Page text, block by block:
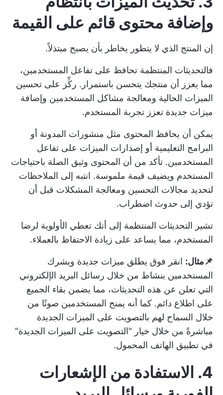
وإضافة محتوى قائم على القيمة
إن المنتج الذي لا يتطور يخاطر بأن يصبح مبتذلاً.
فالتحديثات المنتظمة تحافظ على تفاعل المستخدمين،
مما يعزز أن منتجك يتحسن باستمرار. ركِّز على تحسين
الميزات الحالية ومعالجة مشاكل المستخدمين وإضافة
ميزات جديدة تعزز تجربة المستخدم.
يمكن أن يحافظ المحتوى مثل منشورات المدونة أو
البرامج التعليمية أو إصدارات الميزات على تفاعل
المستخدمين. تأكد من أن المحتوى وثيق الصلة باحتياجات
المستخدم ويضيف قيمة ملموسة. انتبه إلى الملاحظات
لتحديد مجالات التحسين ومعالجة المشكلات قبل أن
تؤدي إلى حدوث اضطراب.
تشير التحديثات المنتظمة إلى أنك تعطي الأولوية لرضا
المستخدم، مما يساعد على زيادة الاحتفاظ بالعملاء.
📌مثال: انقر فوق يطلق ميزات جديدة ويشرك
المستخدمين بنشاط من خلال رسائل البريد الإلكتروني
التي تعلن عن هذه التحديثات، مما يضمن بقاء الجميع
على اطلاع دائم. كما أنه يمنح المستخدمين صوتًا من
خلال السماح لهم بالتصويت على الميزات الجديدة
مباشرةً من خلال خيار "التصويت على الميزات الجديدة"
في تطبيق الهاتف المحمول.
4. الاستفادة من الإشعارات